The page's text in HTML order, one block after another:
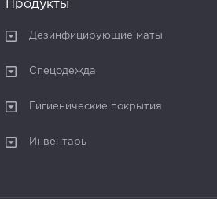
Продукты
Дезинфицирующие маты
Спецодежда
Гигиенические покрытия
Инвентарь